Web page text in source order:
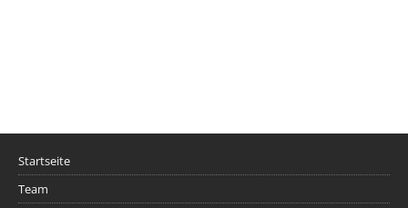
Startseite
Team